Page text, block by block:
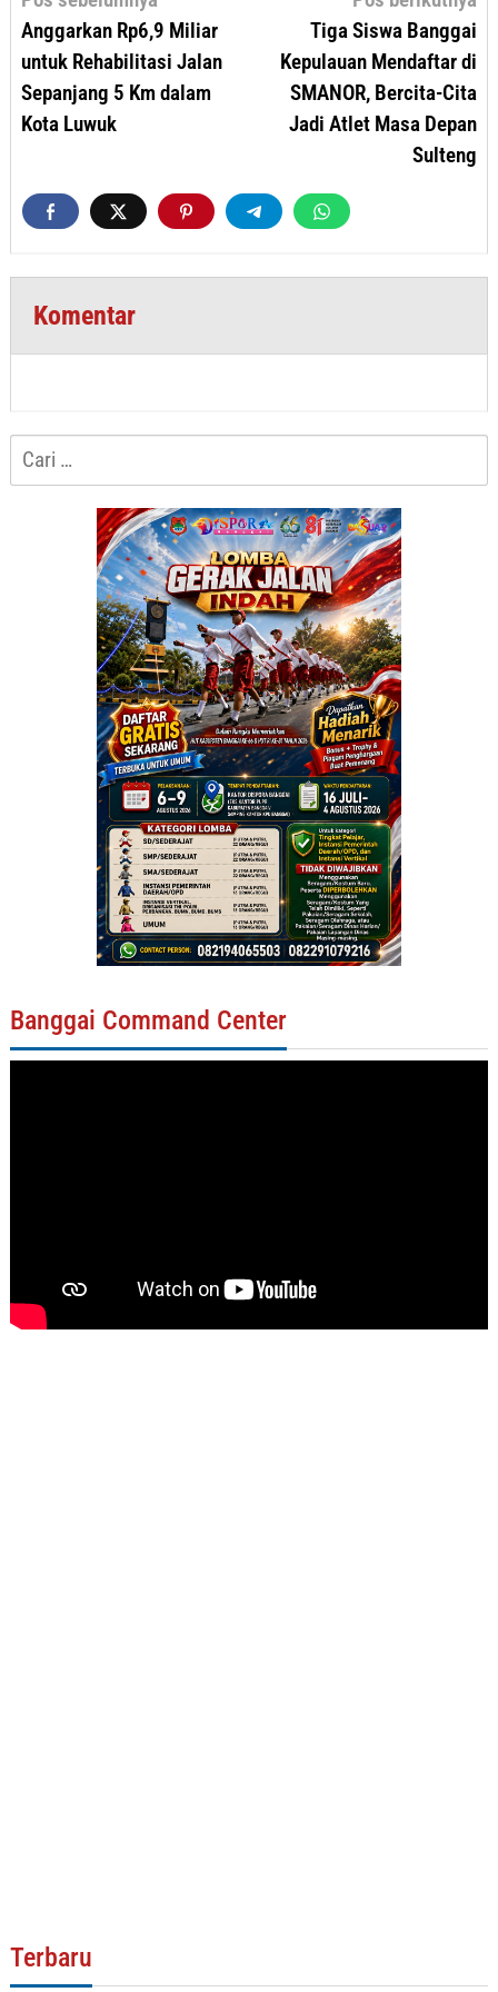
Anggarkan Rp6,9 Miliar
untuk Rehabilitasi Jalan
Sepanjang 5 Km dalam
Kota Luwuk
Tiga Siswa Banggai
Kepulauan Mendaftar di
SMANOR, Bercita-Cita
Jadi Atlet Masa Depan
Sulteng
Komentar
Cari
untuk:
Banggai Command Center
Terbaru